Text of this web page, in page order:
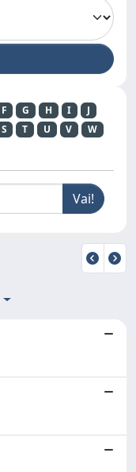
F G H I
J
S T U V
W